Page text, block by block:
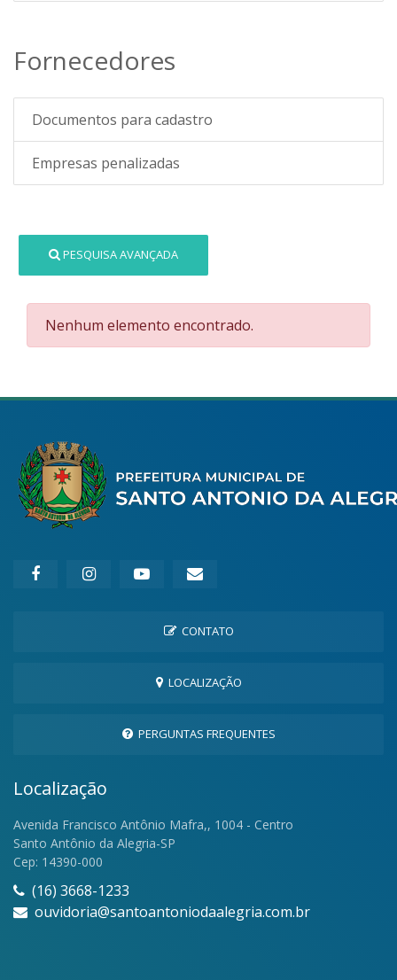
Fornecedores
Documentos para cadastro
Empresas penalizadas
PESQUISA AVANÇADA
Nenhum elemento encontrado.
CONTATO
LOCALIZAÇÃO
PERGUNTAS FREQUENTES
Localização
Avenida Francisco Antônio Mafra,, 1004 - Centro
Santo Antônio da Alegria-SP
Cep: 14390-000
(16) 3668-1233
ouvidoria@santoantoniodaalegria.com.br